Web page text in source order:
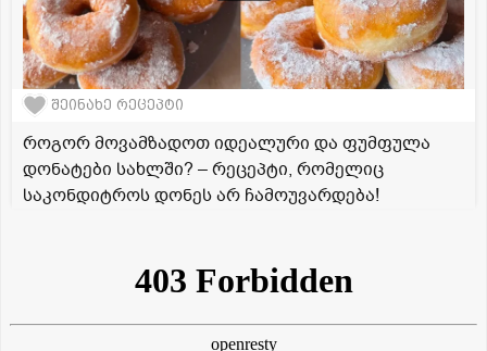
შეინახე რეცეპტი
როგორ მოვამზადოთ იდეალური და ფუმფულა
დონატები სახლში? – რეცეპტი, რომელიც
საკონდიტროს დონეს არ ჩამოუვარდება!